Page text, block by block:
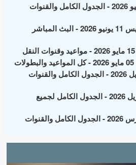
مباريات الغد الجمعة 12 يونيو 2026 - الجدول الكامل والقنوات
مواعيد مباريات اليوم الخميس 11 يونيو 2026 - البث المباشر
مباريات الغد الأربعاء 15 أبريل 2026 - الجدول الكامل والقنوات
مباريات اليوم الثلاثاء 14 أبريل 2026 - الجدول الكامل لجميع
مباريات الغد الأربعاء 25 مارس 2026 - الجدول الكامل والقنوات